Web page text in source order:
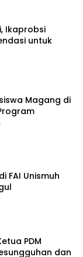
Ikaprobsi
untuk
Magang di
FAI Unismuh
PDM
dan